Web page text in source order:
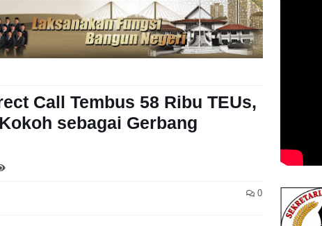
Call Tembus 58 Ribu TEUs,
sebagai Gerbang
0